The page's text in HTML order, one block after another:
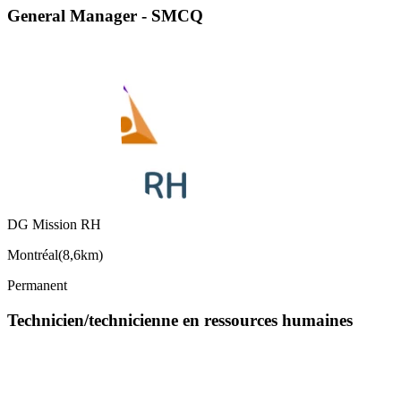
General Manager - SMCQ
DG Mission RH
Montréal(8,6km)
Permanent
Technicien/technicienne en ressources humaines